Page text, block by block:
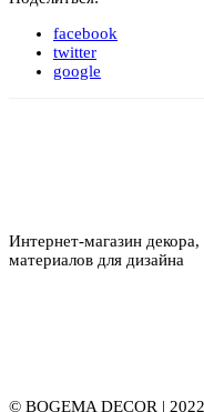
facebook
twitter
google
Интернет-магазин декора,
материалов для дизайна
© BOGEMA DECOR |